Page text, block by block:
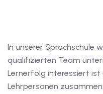
In unserer Sprachschule
qualifizierten Team
Lernerfolg interessiert ist
Lehrpersonen